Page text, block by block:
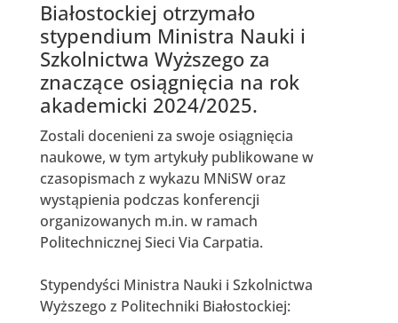
Białostockiej otrzymało
stypendium Ministra Nauki i
Szkolnictwa Wyższego za
znaczące osiągnięcia na rok
akademicki 2024/2025.
Zostali docenieni za swoje osiągnięcia
naukowe, w tym artykuły publikowane w
czasopismach z wykazu MNiSW oraz
wystąpienia podczas konferencji
organizowanych m.in. w ramach
Politechnicznej Sieci Via Carpatia.
Stypendyści Ministra Nauki i Szkolnictwa
Wyższego z Politechniki Białostockiej: